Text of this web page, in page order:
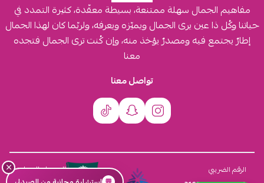
مفاهيم الجمال سهلة ممتنعة، بسيطة معقّدة، كثيرة التمدد في
حياتنا وكُل ذا عين يرى الجمال ويميّزه ويعرفه، ولربّما كان لهذا الجمال
إطارٌ يجتمع فيه ومصدرٌ يؤخذ منه، وإن كُنت ترى الجمال فتجده
معنا
تواصل معنا
الرقم الضريبي
السجل التجاري×